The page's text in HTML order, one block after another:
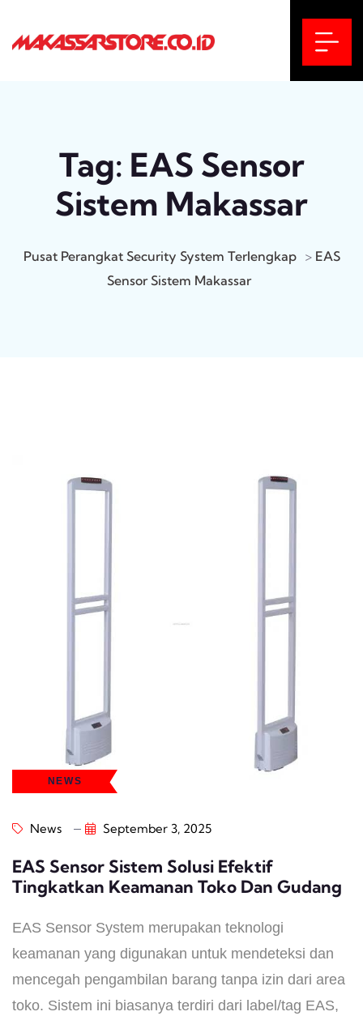
Tag: EAS Sensor
Sistem Makassar
Pusat Perangkat Security System Terlengkap > EAS
Sensor Sistem Makassar
NEWS
News September 3, 2025
EAS Sensor Sistem Solusi Efektif
Tingkatkan Keamanan Toko Dan Gudang
EAS Sensor System merupakan teknologi
keamanan yang digunakan untuk mendeteksi dan
mencegah pengambilan barang tanpa izin dari area
toko. Sistem ini biasanya terdiri dari label/tag EAS,